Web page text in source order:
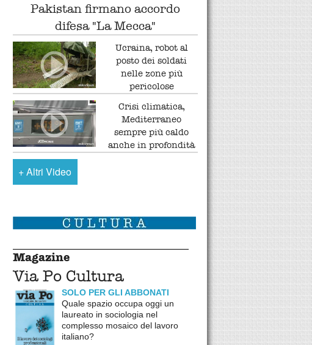
Pakistan firmano accordo
difesa "La Mecca"
Ucraina, robot al
posto dei soldati
nelle zone più
pericolose
Crisi climatica,
Mediterraneo
sempre più caldo
anche in profondità
+Altri Video
Magazine
Via Po Cultura
SOLO PER GLI ABBONATI
Quale spazio occupa oggi un
laureato in sociologia nel
complesso mosaico del lavoro
italiano?